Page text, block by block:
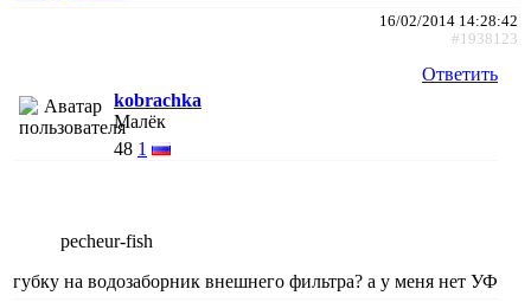
16/02/2014 14:28:42
#1938123
Ответить
kobrachka
Малёк
48 1
pecheur-fish
губку на водозаборник внешнего фильтра? а у меня нет УФ